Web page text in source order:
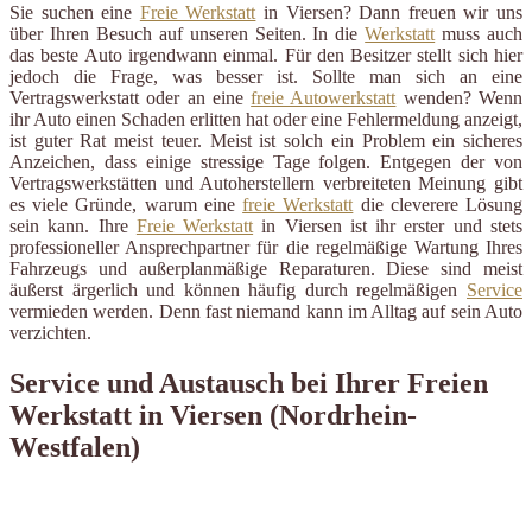
Sie suchen eine Freie Werkstatt in Viersen? Dann freuen wir uns
über Ihren Besuch auf unseren Seiten. In dieWerkstatt muss auch
das beste Auto irgendwann einmal. Für den Besitzer stellt sich hier
jedoch die Frage, was besser ist. Sollte man sich an eine
Vertragswerkstatt oder an einefreie Autowerkstatt wenden? Wenn
ihr Auto einen Schaden erlitten hat oder eine Fehlermeldung anzeigt,
ist guter Rat meist teuer. Meist ist solch ein Problem ein sicheres
Anzeichen, dass einige stressige Tage folgen. Entgegen der von
Vertragswerkstätten und Autoherstellern verbreiteten Meinung gibt
es viele Gründe, warum einefreie Werkstatt die cleverere Lösung
sein kann. Ihre Freie Werkstatt in Viersen ist ihr erster und stets
professioneller Ansprechpartner für die regelmäßige Wartung Ihres
Fahrzeugs und außerplanmäßige Reparaturen. Diese sind meist
äußerst ärgerlich und können häufig durch regelmäßigen Service
vermieden werden. Denn fast niemand kann im Alltag auf sein Auto
verzichten.
Service und Austausch bei Ihrer Freien
Werkstatt in Viersen (Nordrhein-
Westfalen)